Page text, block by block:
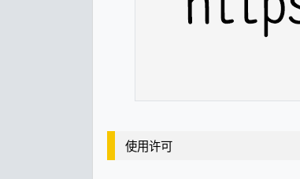
使用许可